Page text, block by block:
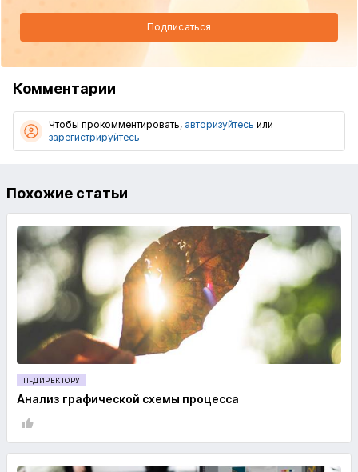
Подписаться
Комментарии
Чтобы прокомментировать, авторизуйтесь или
зарегистрируйтесь
Похожие статьи
IT-ДИРЕКТОРУ
Анализ графической схемы процесса